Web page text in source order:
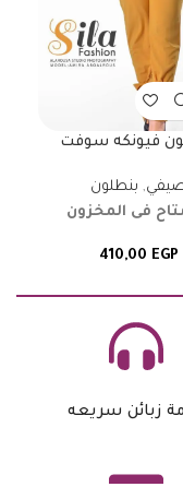
فيونكه سوفت
, بنطلون
فى المخزون
410,00 EGP
زبائن سريعه